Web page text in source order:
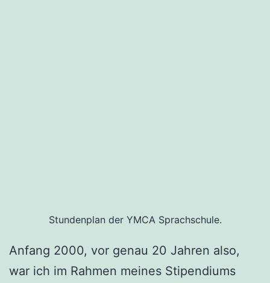
Stundenplan der YMCA Sprachschule.
Anfang 2000, vor genau 20 Jahren also,
war ich im Rahmen meines Stipendiums